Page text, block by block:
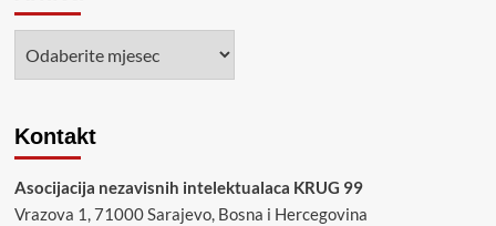
Kontakt
Asocijacija nezavisnih intelektualaca KRUG 99
Vrazova 1, 71000 Sarajevo, Bosna i Hercegovina